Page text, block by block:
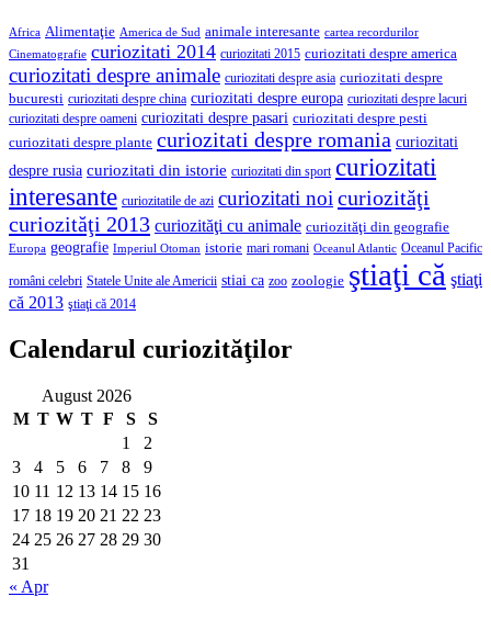
Africa Alimentaţie America de Sud animale interesante cartea recordurilor
Cinematografie curiozitati 2014 curiozitati 2015 curiozitati despre america
curiozitati despre animale curiozitati despre asia curiozitati despre
bucuresti curiozitati despre china curiozitati despre europa curiozitati despre lacuri
curiozitati despre oameni curiozitati despre pasari curiozitati despre pesti
curiozitati despre plante curiozitati despre romania curiozitati
despre rusia curiozitati din istorie curiozitati din sport curiozitati
interesante curiozitatile de azi curiozitati noicuriozităţi
curiozităţi 2013 curiozităţi cu animale curiozităţi din geografie
Europa geografie Imperiul Otoman istorie mari romani Oceanul Atlantic Oceanul Pacific
români celebri Statele Unite ale Americii stiai ca zoo zoologie ştiaţi că ştiaţi
că 2013 ştiaţi că 2014
Calendarul curiozităţilor
August 2026
M T W T F S
S
1
2
3
4 5 6 7 8
9
10 11 12 13 14 15 16
17 18 19 20 21 22 23
24 25 26 27 28 29 30
31
« Apr